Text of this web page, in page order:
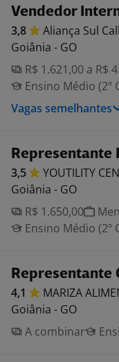
Vendedor
3,8 Aliança Sul Call
Goiânia - GO
R$ 1.621,00 a R$
Ensino Médio (2º
Vagas semelhantes
Representante
3,5 YOUTILITY
Goiânia - GO
R$ 1.650,00
Ensino Médio (2º
Representante
4,1 MARIZA
Goiânia - GO
A combinar